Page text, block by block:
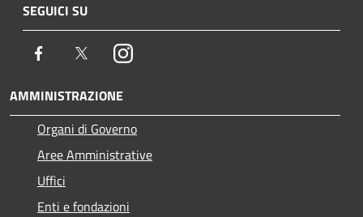
SEGUICI SU
Facebook TwitterInstagram
AMMINISTRAZIONE
Organi di Governo
Aree Amministrative
Uffici
Enti e fondazioni